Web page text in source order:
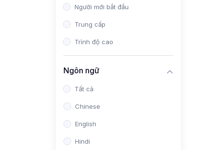
Người mới bắt đầu
Trung cấp
Trình độ cao
Ngôn ngữ
Tất cả
Chinese
English
Hindi